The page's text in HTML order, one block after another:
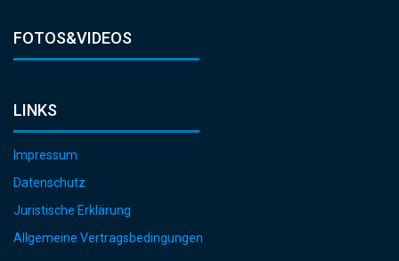
FOTOS&VIDEOS
LINKS
Impressum
Datenschutz
Juristische Erklärung
Allgemeine Vertragsbedingungen